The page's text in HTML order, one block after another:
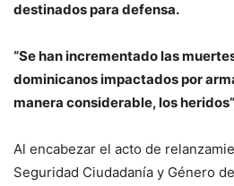
destinados para defensa.
“Se han incrementado las
dominicanos impactados por
manera considerable, los
Al encabezar el acto de
Seguridad Ciudadanía y Género